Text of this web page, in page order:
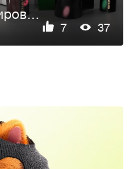
Новогодняя лимитированная серия косметики
7 37